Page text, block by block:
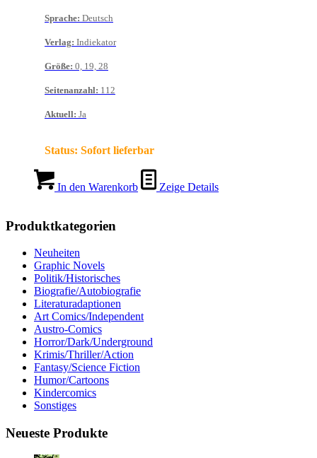
Sprache: Deutsch
Verlag: Indiekator
Größe: 0, 19, 28
Seitenanzahl: 112
Aktuell: Ja
Status: Sofort lieferbar
In den Warenkorb Zeige Details
Produktkategorien
Neuheiten
Graphic Novels
Politik/Historisches
Biografie/Autobiografie
Literaturadaptionen
Art Comics/Independent
Austro-Comics
Horror/Dark/Underground
Krimis/Thriller/Action
Fantasy/Science Fiction
Humor/Cartoons
Kindercomics
Sonstiges
Neueste Produkte